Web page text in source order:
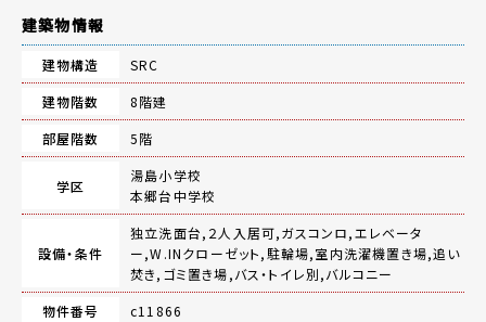
建築物情報
建物構造
SRC
建物階数
8階建
部屋階数
5階
学区
湯島小学校
本郷台中学校
設備・条件
独立洗面台,２人入居可,ガスコンロ,エレベータ
ー,W.INクローゼット,駐輪場,室内洗濯機置き場,追い
焚き,ゴミ置き場,バス・トイレ別,バルコニー
物件番号
c11866